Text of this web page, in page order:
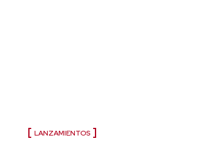
LANZAMIENTOS